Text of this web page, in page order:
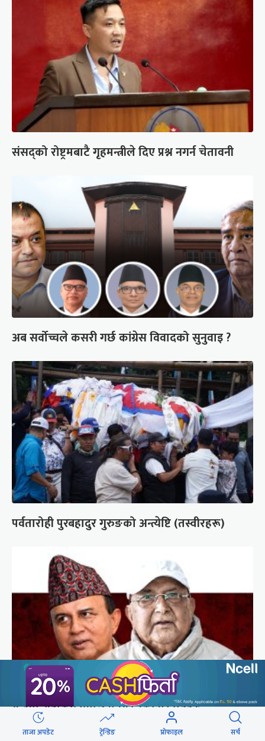
संसद्को रोष्ट्रमबाटै गृहमन्त्रीले दिए प्रश्न नगर्न चेतावनी
अब सर्वोच्चले कसरी गर्छ कांग्रेस विवादको सुनुवाइ ?
पर्वतारोही पुरबहादुर गुरुङको अन्त्येष्टि (तस्वीरहरू)
गुन्डुमा अड्किए एमाले पुनर्गठनका प्रस्तावहरू
ताजा अपडेट ट्रेन्डिङ प्रोफाइल सर्च